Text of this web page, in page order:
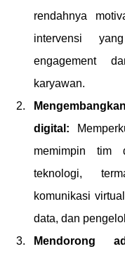
rendahnya
intervensi
engagement
karyawan.
digital:
memimpin tim
teknologi,
komunikasi
data, dan
Mendorong